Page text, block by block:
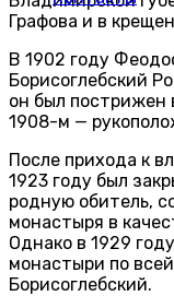
Графова и в
В 1902 году
Борисоглебский
он был
1908-м —
После прихода к
1923 году был
родную обитель,
монастыря в
Однако в 1929
монастыри по
Борисоглебский.